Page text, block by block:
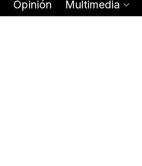
Opinión Multimedia